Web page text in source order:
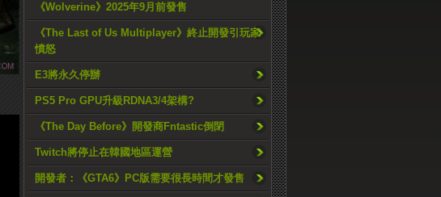
《Wolverine》2025年9月前發售
《The Last of Us Multiplayer》終止開發引玩家
憤怒
E3將永久停辦
PS5 Pro GPU升級RDNA3/4架構?
《The Day Before》開發商Fntastic倒閉
Twitch將停止在韓國地區運營
開發者：《GTA6》PC版需要很長時間才發售